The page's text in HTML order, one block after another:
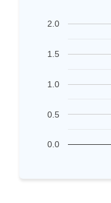
0.0
0.5
1.0
1.5
2.0